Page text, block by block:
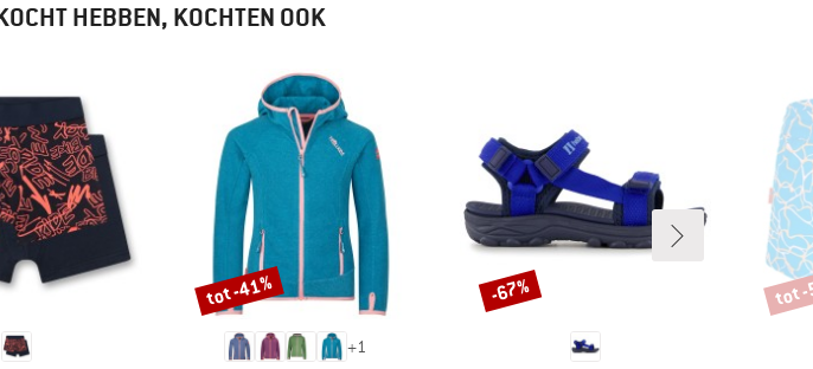
HEBBEN, KOCHTEN OOK
+1
Korting
tot -41% Korting
-67% tot